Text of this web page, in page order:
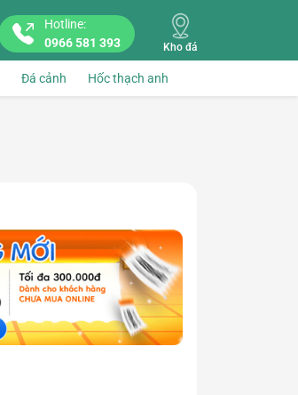
Hotline:
0966 581 393
Kho đá
Đá cảnh Hốc thạch anh